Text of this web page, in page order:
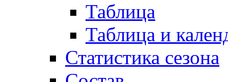
Таблица
Таблица и
Статистика сезона